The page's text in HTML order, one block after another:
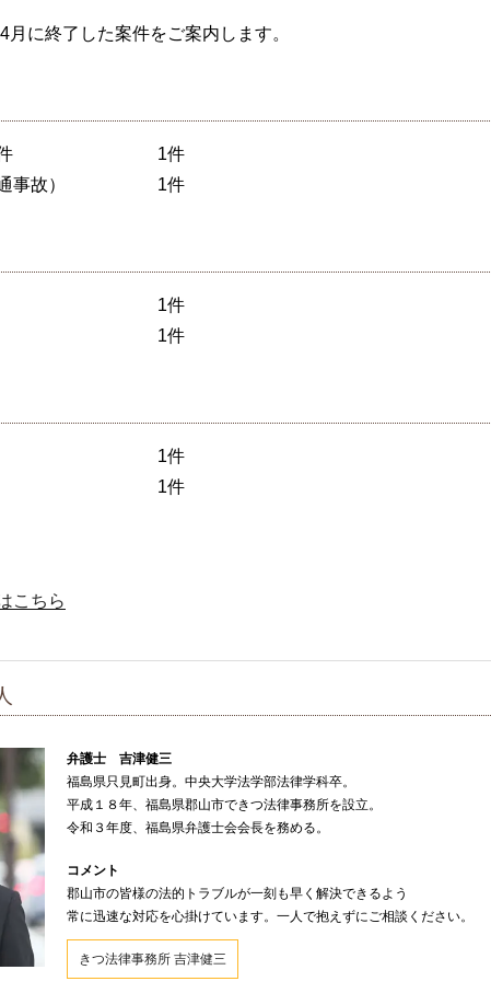
に終了した案件をご案内します。
請求事件 1件
（交通事故） 1件
停事件 1件
事件 1件
事件 1件
事件 1件
こちら
弁護士 吉津健三
福島県只見町出身。中央大学法学部法律学科卒。
平成１８年、福島県郡山市できつ法律事務所を設立。
令和３年度、福島県弁護士会会長を務める。
コメント
郡山市の皆様の法的トラブルが一刻も早く解決できるよう
常に迅速な対応を心掛けています。一人で抱えずにご相談ください。
きつ法律事務所 吉津健三